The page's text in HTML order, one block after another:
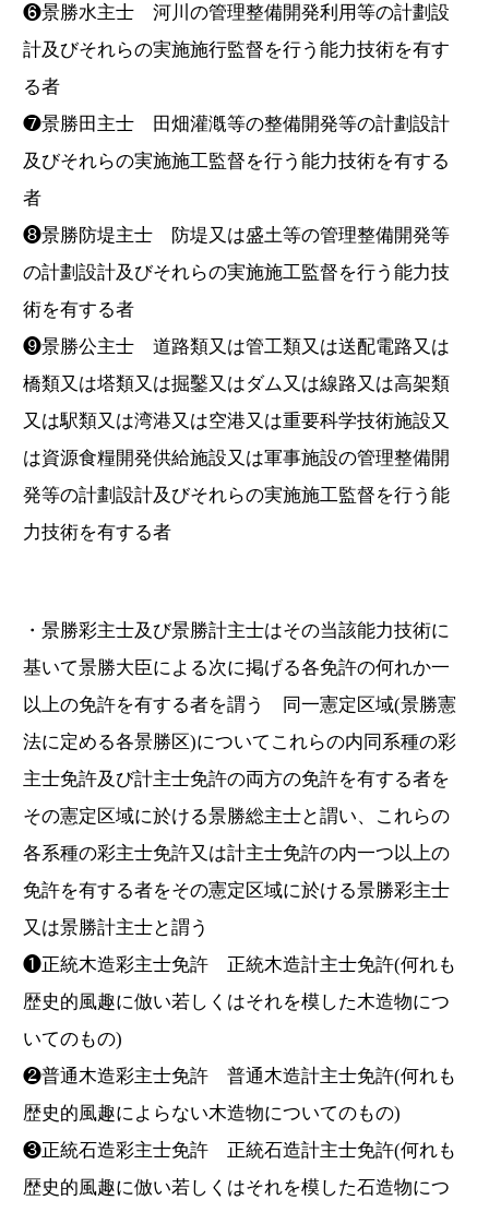
❻景勝水主士 河川の管理整備開発利用等の計劃設
計及びそれらの実施施行監督を行う能力技術を有す
る者
❼景勝田主士 田畑灌漑等の整備開発等の計劃設計
及びそれらの実施施工監督を行う能力技術を有する
者
❽景勝防堤主士 防堤又は盛土等の管理整備開発等
の計劃設計及びそれらの実施施工監督を行う能力技
術を有する者
❾景勝公主士 道路類又は管工類又は送配電路又は
橋類又は塔類又は掘鑿又はダム又は線路又は高架類
又は駅類又は湾港又は空港又は重要科学技術施設又
は資源食糧開発供給施設又は軍事施設の管理整備開
発等の計劃設計及びそれらの実施施工監督を行う能
力技術を有する者
・景勝彩主士及び景勝計主士はその当該能力技術に
基いて景勝大臣による次に掲げる各免許の何れか一
以上の免許を有する者を謂う 同一憲定区域(景勝憲
法に定める各景勝区)についてこれらの内同系種の彩
主士免許及び計主士免許の両方の免許を有する者を
その憲定区域に於ける景勝総主士と謂い、これらの
各系種の彩主士免許又は計主士免許の内一つ以上の
免許を有する者をその憲定区域に於ける景勝彩主士
又は景勝計主士と謂う
❶正統木造彩主士免許 正統木造計主士免許(何れも
歴史的風趣に倣い若しくはそれを模した木造物につ
いてのもの)
❷普通木造彩主士免許 普通木造計主士免許(何れも
歴史的風趣によらない木造物についてのもの)
❸正統石造彩主士免許 正統石造計主士免許(何れも
歴史的風趣に倣い若しくはそれを模した石造物につ